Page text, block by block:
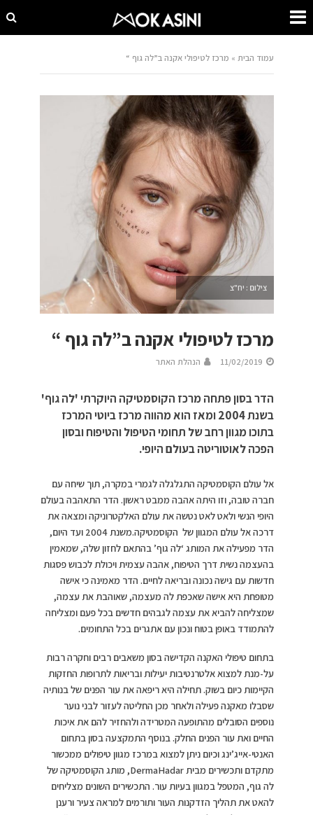
עמוד הבית » מרכז לטיפולי אקנה ב”לה גוף “
צילום : יח"צ
מרכז לטיפולי אקנה ב”לה גוף “
11/02/2019 הנהלת האתר
הדר בסון פתחה מרכז הקוסמטיקה היוקרתי 'לה גוף'
בשנת 2004 ומאז הוא מהווה מרכז ביוטי המרכז
בתוכו מגוון רחב של תחומי הטיפול והטיפוח ובסון
הפכה לאוטוריטה בעולם היופי.
אל עולם הקוסמטיקה התגלגלה לגמרי במקרה, תוך שיחה עם
חברה טובה, וזו היתה אהבה ממבט ראשון. הדר התאהבה בעולם
היופי הנשי ולאט לאט נטשה את עולם האלקטרוניקה ומצאה את
דרכה אל עולם המגוון של הקוסמטיקה.משנת 2004 ועד היום,
הדר מפעילה את המותג ‘לה גוף’ בהתאם לחזון שלה, שמאמין
בהעצמה נשית דרך הטיפוח, אהבה עצמית ויכולת לכבוש פסגות
חדשות עם גישה נכונה ובריאה לחיים. הדר מאמינה כי אישה
מטופחת היא אישה שאכפת לה מעצמה, שאוהבת את עצמה,
שמצליחה להביא את עצמה לגבהים חדשים בכל פעם ומצליחה
להתמודד באופן בטוח ונכון עם אתגרים בכל התחומים.
בתחום טיפולי האקנה הקדישה בסון משאבים רבים וחקרה רבות
על-מנת למצוא אלטרנטיבות יעילות ובריאות לתרופות החזקות
הקיימות כיום בשוק. תחילה היא ריפאה את עור הפנים של בנותיה
שסבלו מאקנה פעילה ולאחר מכן החליטה לעזור לבני נוער
נוספים הסובלים מהתופעה המטרידה ולהחזיר להם את איכות
החיים ואת עור הפנים החלק. בנוסף התמקצעה בסון בתחום
האנטי-אייג’ינג וכיום ניתן למצוא במרכז מגוון טיפולים ממכשור
מתקדם ותכשירים מבית DermaHadar, מותג הקוסמטיקה של
לה גוף, המטפל במגוון בעיות עור. התכשירים השונים מצליחים
להאט את תהליך הזדקנות העור ותורמים למראה צעיר ורענן